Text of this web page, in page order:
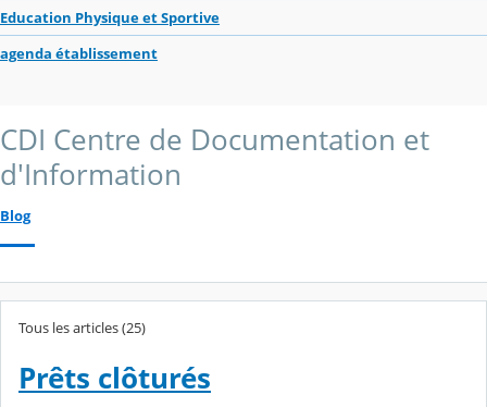
Education Physique et Sportive
agenda établissement
CDI Centre de Documentation et
d'Information
Blog
Tous les articles (25)
Prêts clôturés